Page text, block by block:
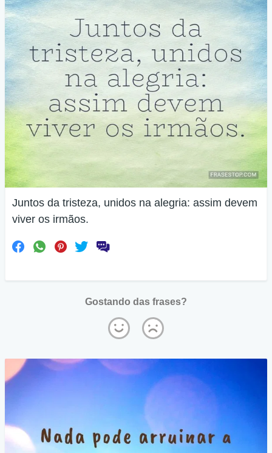
Juntos da tristeza, unidos na alegria: assim devem
viver os irmãos.
Gostando das frases?